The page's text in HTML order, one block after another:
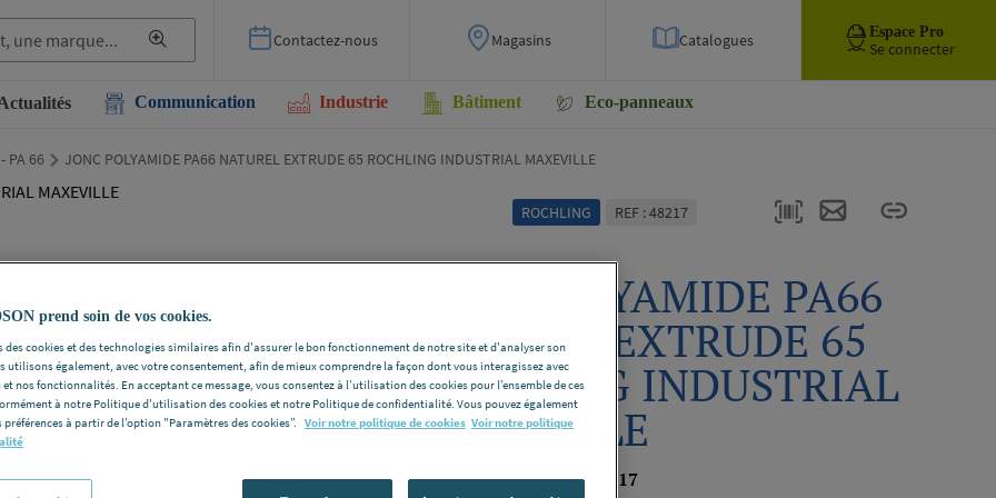
Contactez-nous Magasins Catalogues Espace Pro
Se connecter
Communication Industrie Bâtiment Eco-panneaux
PA 66 JONC POLYAMIDE PA66 NATUREL EXTRUDE 65 ROCHLING INDUSTRIAL MAXEVILLE
ROCHLING REF : 48217
JONC POLYAMIDE PA66
NATUREL EXTRUDE 65
ROCHLING INDUSTRIAL
MAXEVILLE
ROCHLING PRODUIT-48217
prend soin de vos cookies.
des cookies et des technologies similaires afin d'assurer le bon fonctionnement de notre site et d'analyser son
utilisons également, avec votre consentement, afin de mieux comprendre la façon dont vous interagissez avec
nos fonctionnalités. En acceptant ce message, vous consentez à l’utilisation des cookies pour l’ensemble de ces
à notre Politique d'utilisation des cookies et notre Politique de confidentialité. Vous pouvez également
à partir de l’option "Paramètres des cookies”. Voir notre politique de cookies Voir notre politique